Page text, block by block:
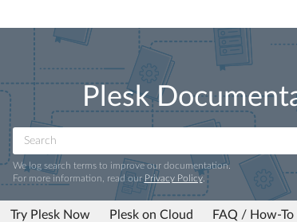
Plesk
We log search terms to improve our documentation.
For more information, read our Privacy Policy.
Try Plesk Now Plesk on Cloud FAQ / How-To